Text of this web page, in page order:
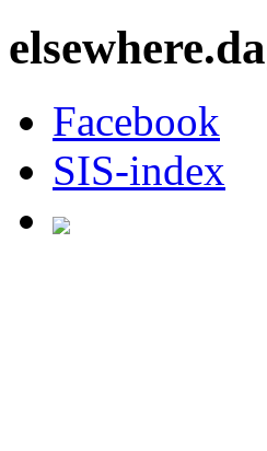
Facebook
SIS-index